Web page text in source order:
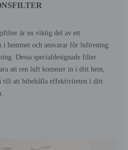
är en viktig del av ett
i hemmet och ansvarar för luftrening
Dessa specialdesignade filter
att ren luft kommer in i ditt hem,
till att bibehålla effektiviteten i ditt